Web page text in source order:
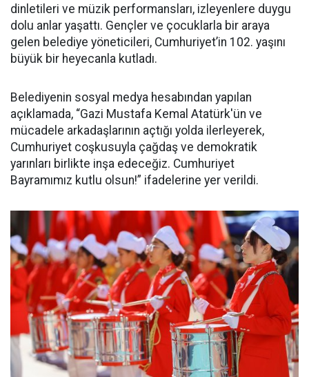
dinletileri ve müzik performansları, izleyenlere duygu
dolu anlar yaşattı. Gençler ve çocuklarla bir araya
gelen belediye yöneticileri, Cumhuriyet’in 102. yaşını
büyük bir heyecanla kutladı.
Belediyenin sosyal medya hesabından yapılan
açıklamada, “Gazi Mustafa Kemal Atatürk'ün ve
mücadele arkadaşlarının açtığı yolda ilerleyerek,
Cumhuriyet coşkusuyla çağdaş ve demokratik
yarınları birlikte inşa edeceğiz. Cumhuriyet
Bayramımız kutlu olsun!” ifadelerine yer verildi.